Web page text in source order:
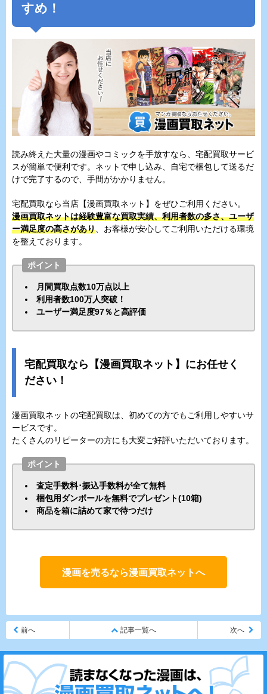
すめ！
読み終えた大量の漫画やコミックを手放すなら、宅配買取サービ
スが簡単で便利です。ネットで申し込み、自宅で梱包して送るだ
けで完了するので、手間がかかりません。
宅配買取なら当店【漫画買取ネット】をぜひご利用ください。
漫画買取ネットは経験豊富な買取実績、利用者数の多さ、ユーザ
ー満足度の高さがあり 、お客様が安心してご利用いただける環境
を整えております。
ポイント
月間買取点数10万点以上
利用者数100万人突破！
ユーザー満足度97％と高評価
宅配買取なら【漫画買取ネット】にお任せく
ださい！
漫画買取ネットの宅配買取は、初めての方でもご利用しやすいサ
ービスです。
たくさんのリピーターの方にも大変ご好評いただいております。
ポイント
査定手数料･振込手数料が全て無料
梱包用ダンボールを無料でプレゼント(10箱)
商品を箱に詰めて家で待つだけ
漫画を売るなら漫画買取ネットへ
前へ 記事一覧へ 次へ